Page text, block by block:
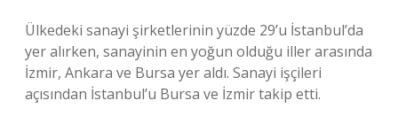
Ülkedeki sanayi şirketlerinin yüzde 29’u İstanbul’da
yer alırken, sanayinin en yoğun olduğu iller arasında
İzmir, Ankara ve Bursa yer aldı. Sanayi işçileri
açısından İstanbul’u Bursa ve İzmir takip etti.